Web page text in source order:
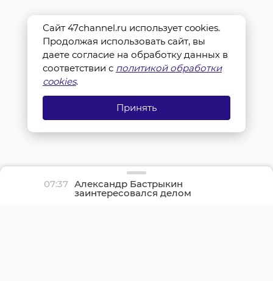
07:37 Александр Бастрыкин
заинтересовался делом
о нерасселении
Сайт 47channel.ru использует cookies.
Продолжая использовать сайт, вы
даете согласие на обработку данных в
соответствии с политикой обработки
cookies.
Принять